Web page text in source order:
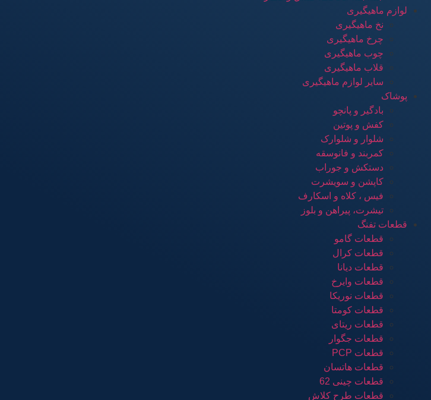
لوازم ماهیگیری
نخ ماهیگیری
چرخ ماهیگیری
چوب ماهیگیری
قلاب ماهیگیری
سایر لوازم ماهیگیری
پوشاک
بادگیر و پانچو
کفش و پوتین
شلوار و شلوارک
کمربند و فانوسقه
دستکش و جوراب
کاپشن و سویشرت
فیس ، کلاه و اسکارف
تیشرت، پیراهن و بلوز
قطعات تفنگ
قطعات گامو
قطعات کرال
قطعات دیانا
قطعات وایرخ
قطعات نوریکا
قطعات کومتا
قطعات ریتای
قطعات جگوار
قطعات PCP
قطعات هاتسان
قطعات چینی 62
قطعات طرح کلاش